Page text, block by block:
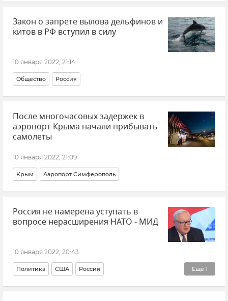
Закон о запрете вылова дельфинов и
китов в РФ вступил в силу
10 января 2022, 21:14
Общество Россия
После многочасовых задержек в
аэропорт Крыма начали прибывать
самолеты
10 января 2022, 21:09
Крым Аэропорт Симферополь
Россия не намерена уступать в
вопросе нерасширения НАТО - МИД
10 января 2022, 20:43
Еще 1
Политика США Россия
Министерство иностранных дел РФ (МИД РФ)